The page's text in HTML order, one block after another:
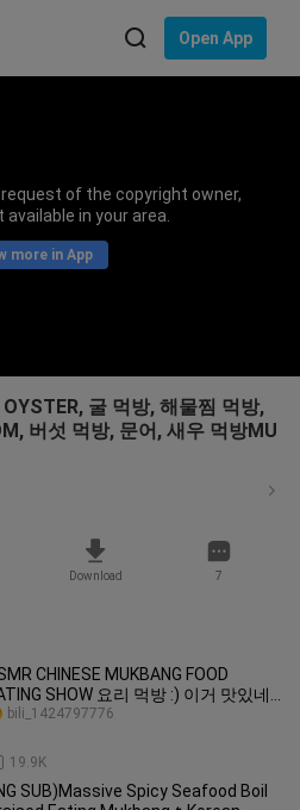
Open App
of the copyright owner,
in your area.
more in App
굴 먹방, 해물찜 먹방,
버섯 먹방, 문어, 새우 먹방MU
Download 7
CHINESE MUKBANG FOOD
SHOW 요리 먹방 :) 이거 맛있네?
빔국수 #vlog156
19.9K
bili_1424797776
SUB)Massive Spicy Seafood Boil